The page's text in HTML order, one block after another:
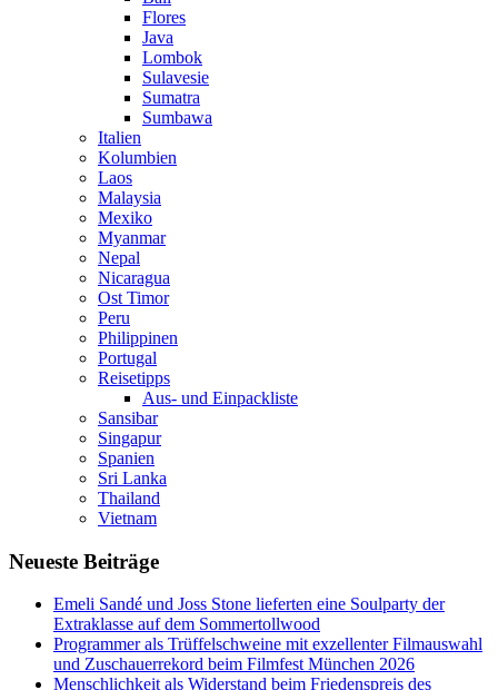
Flores
Java
Lombok
Sulavesie
Sumatra
Sumbawa
Italien
Kolumbien
Laos
Malaysia
Mexiko
Myanmar
Nepal
Nicaragua
Ost Timor
Peru
Philippinen
Portugal
Reisetipps
Aus- und Einpackliste
Sansibar
Singapur
Spanien
Sri Lanka
Thailand
Vietnam
Neueste Beiträge
Emeli Sandé und Joss Stone lieferten eine Soulparty der
Extraklasse auf dem Sommertollwood
Programmer als Trüffelschweine mit exzellenter Filmauswahl
und Zuschauerrekord beim Filmfest München 2026
Menschlichkeit als Widerstand beim Friedenspreis des